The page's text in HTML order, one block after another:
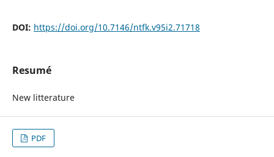
DOI: https://doi.org/10.7146/ntfk.v95i2.71718
Resumé
New litterature
PDF